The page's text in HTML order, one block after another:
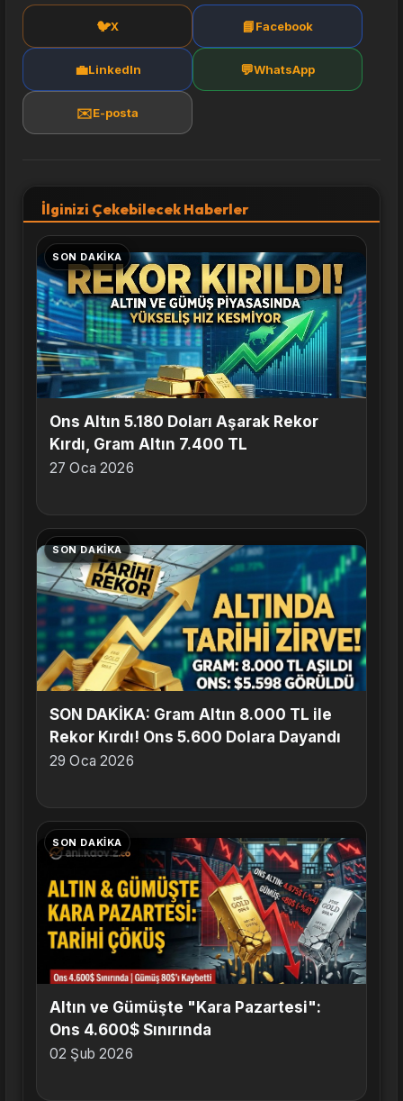
🐦X 📘Facebook
💼LinkedIn 💬WhatsApp
✉️E-posta
İlginizi Çekebilecek Haberler
SON DAKIKA
Ons Altın 5.180 Doları Aşarak Rekor
Kırdı, Gram Altın 7.400 TL
27 Oca 2026
SON DAKIKA
SON DAKİKA: Gram Altın 8.000 TL ile
Rekor Kırdı! Ons 5.600 Dolara Dayandı
29 Oca 2026
SON DAKIKA
Altın ve Gümüşte "Kara Pazartesi":
Ons 4.600$ Sınırında
02 Şub 2026